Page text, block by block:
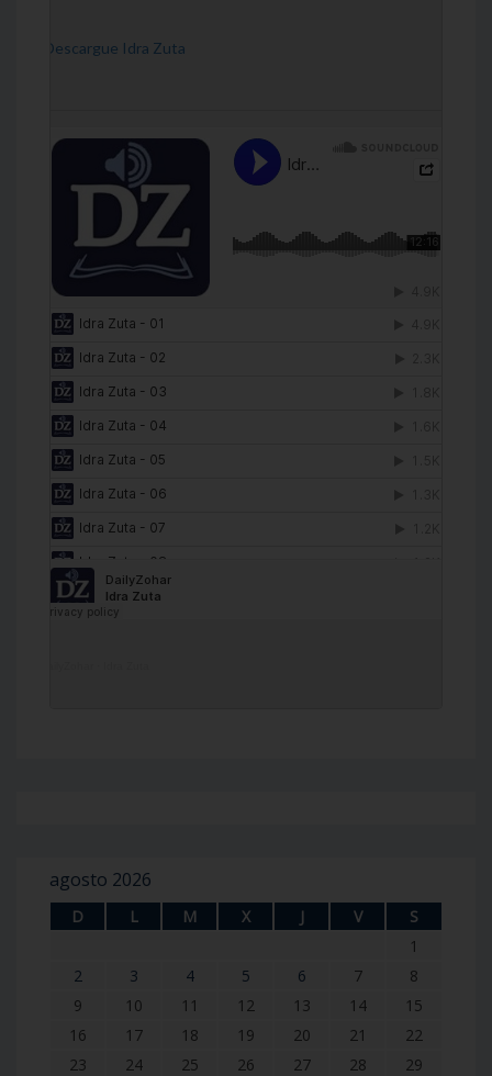
[Descargue Idra Zuta
agosto 2026
D L M X J V
S
1
2
3 4 5 6 7
8
9
10 11 12 13 14
15
16
17 18 19 20 21
22
23
24 25 26 27 28
29